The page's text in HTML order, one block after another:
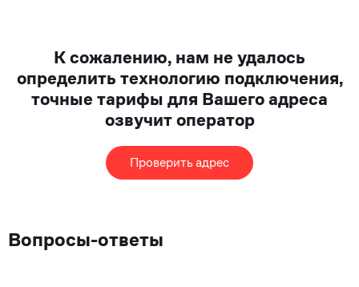
К сожалению, нам не удалось
определить технологию подключения,
точные тарифы для Вашего адреса
озвучит оператор
Проверить адрес
Вопросы-ответы